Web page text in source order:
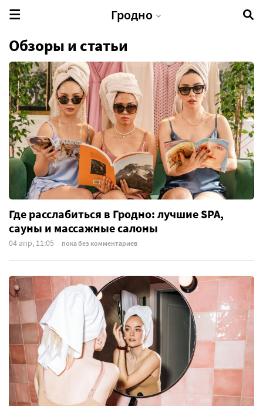
Гродно
Обзоры и статьи
Где расслабиться в Гродно: лучшие SPA,
сауны и массажные салоны
04 апр, 11:05 пока без комментариев